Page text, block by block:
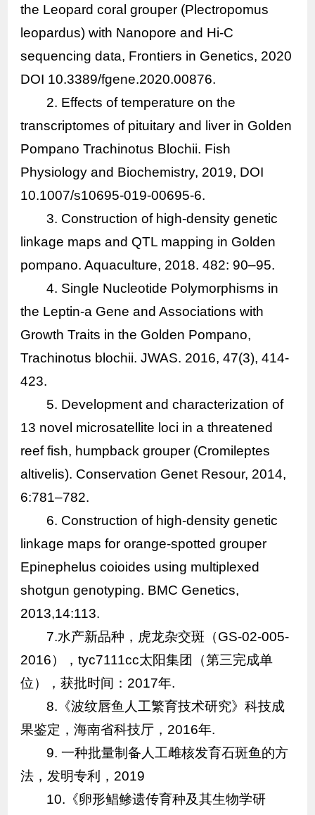
the Leopard coral grouper (Plectropomus
leopardus) with Nanopore and Hi-C
sequencing data, Frontiers in Genetics, 2020
DOI 10.3389/fgene.2020.00876.
2. Effects of temperature on the
transcriptomes of pituitary and liver in Golden
Pompano Trachinotus Blochii. Fish
Physiology and Biochemistry, 2019, DOI
10.1007/s10695-019-00695-6.
3. Construction of high-density genetic
linkage maps and QTL mapping in Golden
pompano. Aquaculture, 2018. 482: 90–95.
4. Single Nucleotide Polymorphisms in
the Leptin-a Gene and Associations with
Growth Traits in the Golden Pompano,
Trachinotus blochii. JWAS. 2016, 47(3), 414-
423.
5. Development and characterization of
13 novel microsatellite loci in a threatened
reef fish, humpback grouper (Cromileptes
altivelis). Conservation Genet Resour, 2014,
6:781–782.
6. Construction of high-density genetic
linkage maps for orange-spotted grouper
Epinephelus coioides using multiplexed
shotgun genotyping. BMC Genetics,
2013,14:113.
7.水产新品种，虎龙杂交斑（GS-02-005-
2016），tyc7111cc太阳集团（第三完成单
位），获批时间：2017年.
8.《波纹唇鱼人工繁育技术研究》科技成
果鉴定，海南省科技厅，2016年.
9. 一种批量制备人工雌核发育石斑鱼的方
法，发明专利，2019
10.《卵形鲳鲹遗传育种及其生物学研